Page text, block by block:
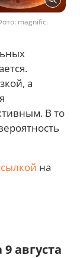
magnific.
а
В то
на
августа